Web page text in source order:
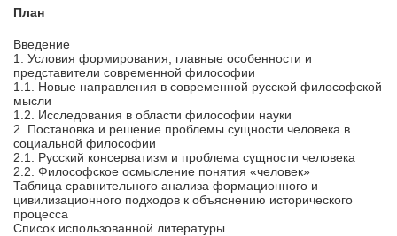
План
Введение
1. Условия формирования, главные особенности и
представители современной философии
1.1. Новые направления в современной русской философской
мысли
1.2. Исследования в области философии науки
2. Постановка и решение проблемы сущности человека в
социальной философии
2.1. Русский консерватизм и проблема сущности человека
2.2. Философское осмысление понятия «человек»
Таблица сравнительного анализа формационного и
цивилизационного подходов к объяснению исторического
процесса
Список использованной литературы